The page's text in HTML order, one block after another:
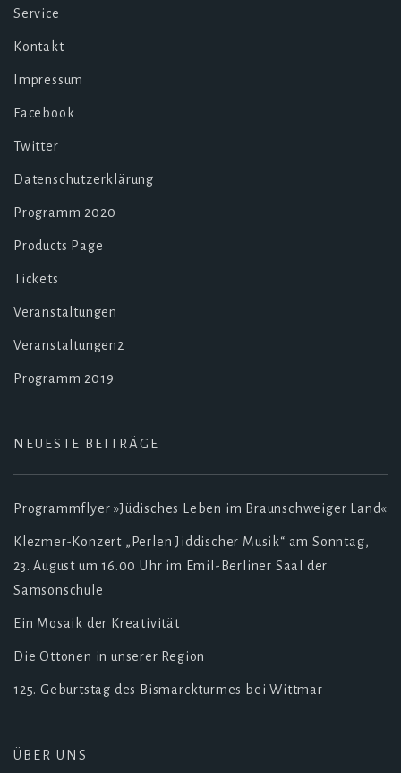
Service
Kontakt
Impressum
Facebook
Twitter
Datenschutzerklärung
Programm 2020
Products Page
Tickets
Veranstaltungen
Veranstaltungen2
Programm 2019
NEUESTE BEITRÄGE
Programmflyer »Jüdisches Leben im Braunschweiger Land«
Klezmer-Konzert „Perlen Jiddischer Musik“ am Sonntag,
23. August um 16.00 Uhr im Emil-Berliner Saal der
Samsonschule
Ein Mosaik der Kreativität
Die Ottonen in unserer Region
125. Geburtstag des Bismarckturmes bei Wittmar
ÜBER UNS